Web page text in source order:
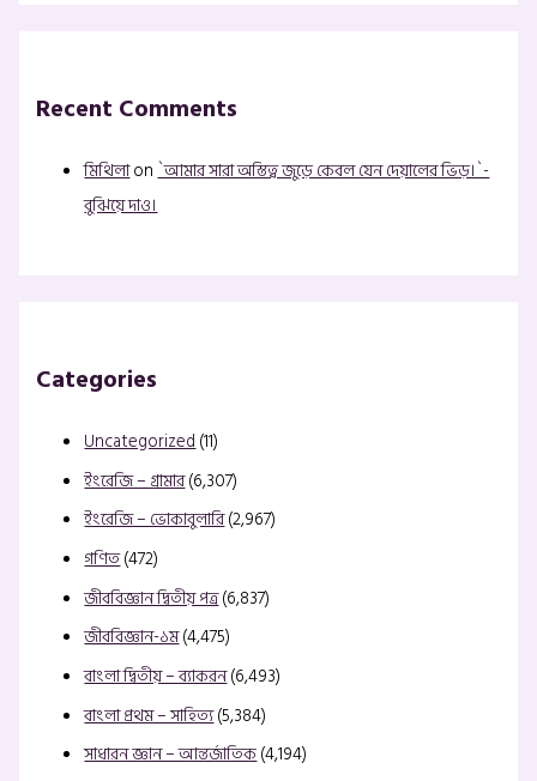
Recent Comments
মিথিলাon`আমার সারা অস্তিত্ব জুড়ে কেবল যেন দেয়ালের ভিড়।`-
বুঝিয়ে দাও।
Categories
Uncategorized(11)
ইংরেজি – গ্রামার(6,307)
ইংরেজি – ভোকাবুলারি(2,967)
গণিত(472)
জীববিজ্ঞান দ্বিতীয় পত্র(6,837)
জীববিজ্ঞান-১ম(4,475)
বাংলা দ্বিতীয় – ব্যাকরন(6,493)
বাংলা প্রথম – সাহিত্য(5,384)
সাধারন জ্ঞান – আন্তর্জাতিক(4,194)